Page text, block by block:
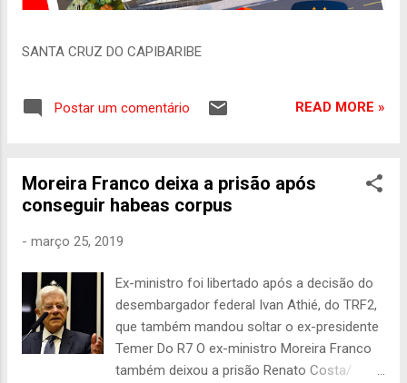
SANTA CRUZ DO CAPIBARIBE
Postar um comentário READ MORE »
Moreira Franco deixa a prisão após
conseguir habeas corpus
- março 25, 2019
Ex-ministro foi libertado após a decisão do
desembargador federal Ivan Athié, do TRF2,
que também mandou soltar o ex-presidente
Temer Do R7 O ex-ministro Moreira Franco
também deixou a prisão Renato Costa/